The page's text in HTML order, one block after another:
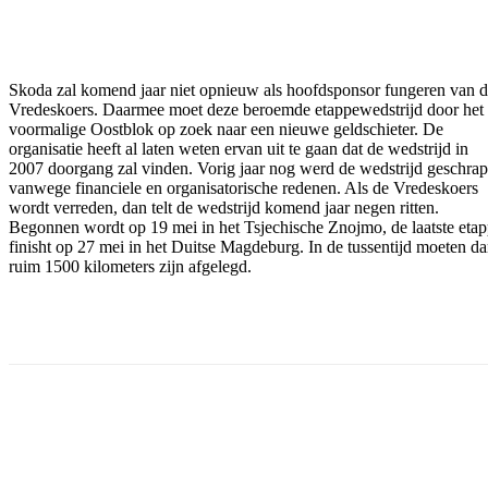
Skoda zal komend jaar niet opnieuw als hoofdsponsor fungeren van
Vredeskoers. Daarmee moet deze beroemde etappewedstrijd door het
voormalige Oostblok op zoek naar een nieuwe geldschieter. De
organisatie heeft al laten weten ervan uit te gaan dat de wedstrijd in
2007 doorgang zal vinden. Vorig jaar nog werd de wedstrijd
vanwege financiele en organisatorische redenen. Als de Vredeskoers
wordt verreden, dan telt de wedstrijd komend jaar negen ritten.
Begonnen wordt op 19 mei in het Tsjechische Znojmo, de laatste
finisht op 27 mei in het Duitse Magdeburg. In de tussentijd moeten
ruim 1500 kilometers zijn afgelegd.